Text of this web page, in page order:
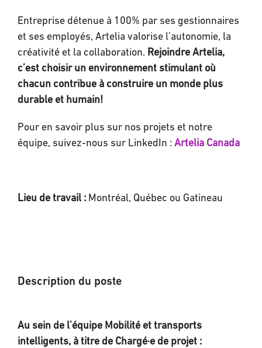
Entreprise détenue à 100% par ses gestionnaires
et ses employés, Artelia valorise l’autonomie, la
créativité et la collaboration. Rejoindre Artelia,
c’est choisir un environnement stimulant où
chacun contribue à construire un monde plus
durable et humain!
Pour en savoir plus sur nos projets et notre
équipe, suivez-nous sur LinkedIn : Artelia Canada
Lieu de travail : Montréal, Québec ou Gatineau
Description du poste
Au sein de l’équipe Mobilité et transports
intelligents, à titre de Chargé·e de projet :